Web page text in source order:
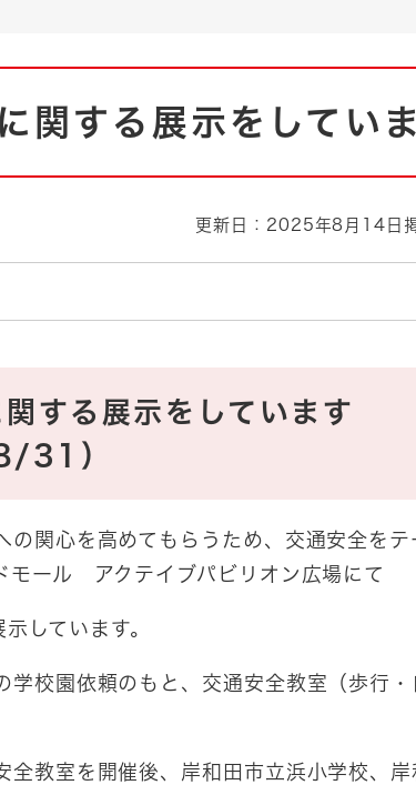
関する展示をしていま
更新日：2025年8月14日
する展示をしています
31）
の関心を高めてもらうため、交通安全をテ
モール アクテイブパビリオン広場にて
しています。
学校園依頼のもと、交通安全教室（歩行
全教室を開催後、岸和田市立浜小学校、